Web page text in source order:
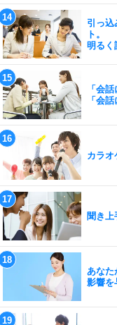
引っ込
ト。
明るく
「会
「会
カラオ
聞き上
あなた
影響を